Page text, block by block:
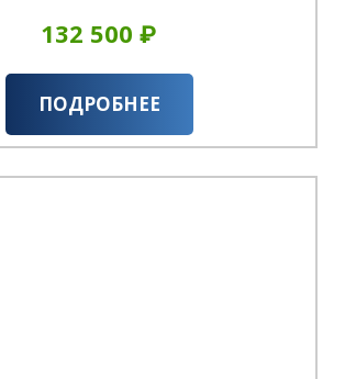
132 500 ₽
ПОДРОБНЕЕ